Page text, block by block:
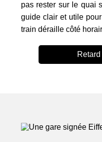
pas rester sur le quai
guide clair et utile
train déraille côté